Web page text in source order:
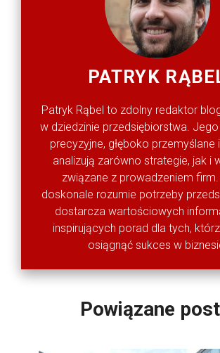
PATRYK
Patryk Rąbel to zdolny redaktor
w dziedzinie przedsiębiorstwa. Jego
precyzyjne, głęboko przemyślane
analizują zarówno strategie, jak i
związane z prowadzeniem
doskonale rozumie potrzeby
dostarcza wartościowych
inspirujących porad dla tych,
osiągnąć sukces w
Powiązane